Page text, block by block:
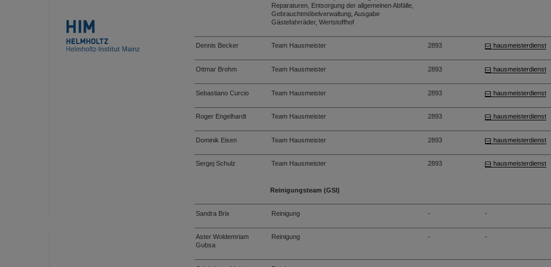
Reparaturen, Entsorgung der allgemeinen Abfälle,
Gebrauchtmöbelverwaltung, Ausgabe
Gästefahrräder, Wertstoffhof
Dennis Becker Team Hausmeister 2893 hausmeisterdienst
Ottmar Brohm Team Hausmeister 2893 hausmeisterdienst
Sebastiano Curcio Team Hausmeister 2893 hausmeisterdienst
Roger Engelhardt Team Hausmeister 2893 hausmeisterdienst
Dominik Eisen Team Hausmeister 2893 hausmeisterdienst
Sergej Schulz Team Hausmeister 2893 hausmeisterdienst
Reinigungsteam (GSI)
Sandra Brix Reinigung - -
Aster Woldemriam
Gubsa
Reinigung - -